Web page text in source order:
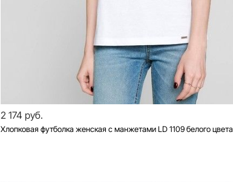
2 174 руб.
Хлопковая футболка женская с манжетами LD 1109 белого цвета